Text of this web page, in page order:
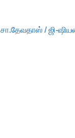
சா.தேவதாஸ் / ஜி-